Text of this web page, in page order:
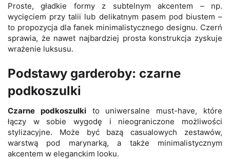
Proste, gładkie formy z subtelnym akcentem – np.
wycięciem przy talii lub delikatnym pasem pod biustem –
to propozycja dla fanek minimalistycznego designu. Czerń
sprawia, że nawet najbardziej prosta konstrukcja zyskuje
wrażenie luksusu.
Podstawy garderoby: czarne
podkoszulki
Czarne podkoszulkito uniwersalne must-have, które
łączy w sobie wygodę i nieograniczone możliwości
stylizacyjne. Może być bazą casualowych zestawów,
warstwą pod marynarką, a także minimalistycznym
akcentem w eleganckim looku.